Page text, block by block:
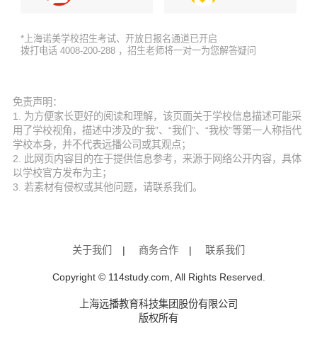
*上海诺美学校招生考试、开放日报名通道已开启
拨打电话 4008-200-288 ，招生老师将一对一为您解答疑问
免责声明：
1. 为方便家长更好的阅读和理解，该页面关于学校信息描述可能采
用了学校视角，描述中涉及的“我”、“我们”、“我校”等第一人称指代
学校本身，并不代表远播公司或其观点；
2. 此网页内容目的在于提供信息参考，来源于网络公开内容，具体
以学校官方发布为主；
3. 若素材有侵权或其他问题，请联系我们。
关于我们 | 商务合作 | 联系我们
Copyright © 114study.com, All Rights Reserved.
上海远播教育科技集团股份有限公司
版权所有